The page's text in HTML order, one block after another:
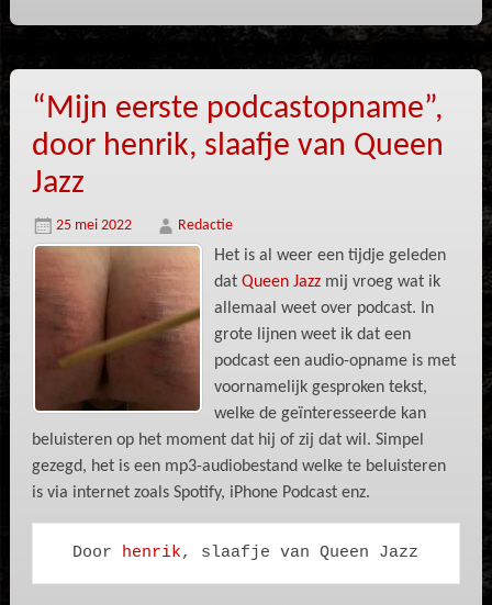
“Mijn eerste podcastopname”,
door henrik, slaafje van Queen
Jazz
25 mei 2022 Redactie
Het is al weer een tijdje geleden
dat Queen Jazzmij vroeg wat ik
allemaal weet over podcast. In
grote lijnen weet ik dat een
podcast een audio-opname is met
voornamelijk gesproken tekst,
welke de geïnteresseerde kan
beluisteren op het moment dat hij of zij dat wil. Simpel
gezegd, het is een mp3-audiobestand welke te beluisteren
is via internet zoals Spotify, iPhone Podcast enz.
Door henrik, slaafje van Queen Jazz